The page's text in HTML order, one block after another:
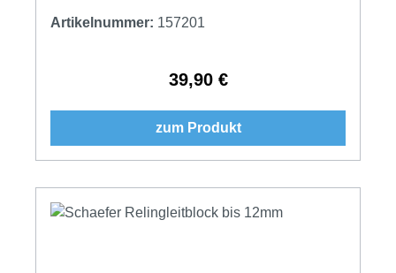
Artikelnummer: 157201
Regulärer Preis:
39,90 €
zum Produkt